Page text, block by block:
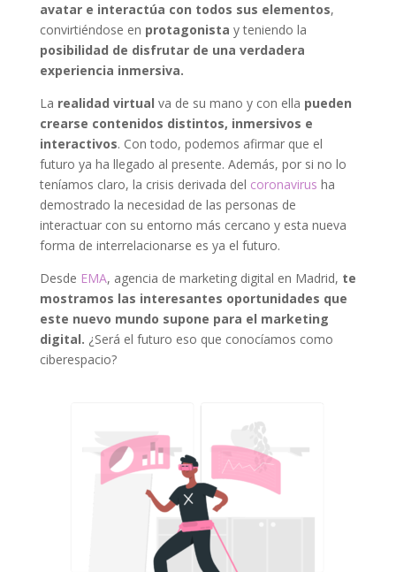
avatar e interactúa con todos sus elementos,
convirtiéndose en protagonista y teniendo la
posibilidad de disfrutar de una verdadera
experiencia inmersiva.
La realidad virtual va de su mano y con ella pueden
crearse contenidos distintos, inmersivos e
interactivos. Con todo, podemos afirmar que el
futuro ya ha llegado al presente. Además, por si no lo
teníamos claro, la crisis derivada del coronavirus ha
demostrado la necesidad de las personas de
interactuar con su entorno más cercano y esta nueva
forma de interrelacionarse es ya el futuro.
Desde EMA, agencia de marketing digital en Madrid, te
mostramos las interesantes oportunidades que
este nuevo mundo supone para el marketing
digital. ¿Será el futuro eso que conocíamos como
ciberespacio?